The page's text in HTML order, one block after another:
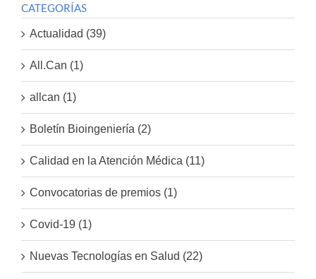
CATEGORÍAS
Actualidad (39)
All.Can (1)
allcan (1)
Boletín Bioingeniería (2)
Calidad en la Atención Médica (11)
Convocatorias de premios (1)
Covid-19 (1)
Nuevas Tecnologías en Salud (22)